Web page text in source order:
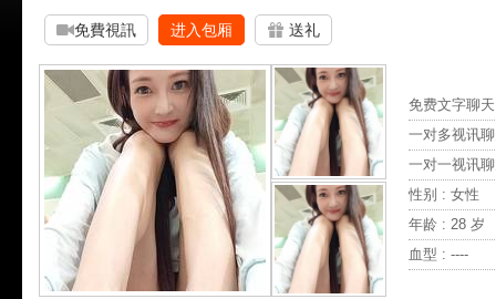
免費視訊 进入包厢 送礼
免费文字聊
一对多视讯
一对一视讯
性别 : 女性
年龄 : 28 岁
血型 : ----